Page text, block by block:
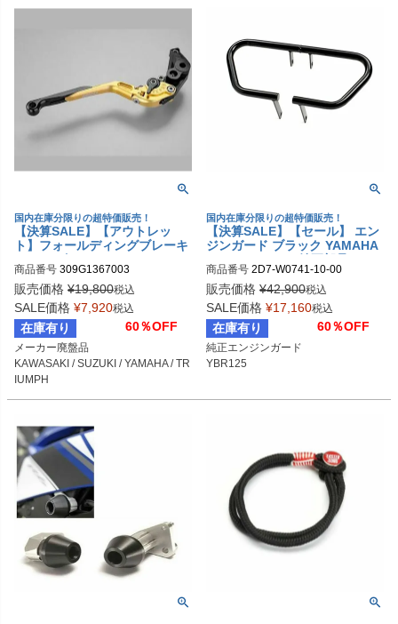
国内在庫分限りの超特価販売！
【決算SALE】【アウトレッ
ト】フォールディングブレーキ
商品番号 309G1367003
販売価格 ¥19,800税込
SALE価格 ¥7,920税込
在庫有り 60％OFF
メーカー廃盤品
KAWASAKI / SUZUKI / YAMAHA / TR
IUMPH
国内在庫分限りの超特価販売！
【決算SALE】【セール】 エン
ジンガード ブラック YAMAHA
商品番号 2D7-W0741-10-00
2D7W07411000
販売価格 ¥42,900税込
SALE価格 ¥17,160税込
在庫有り 60％OFF
純正エンジンガード
YBR125